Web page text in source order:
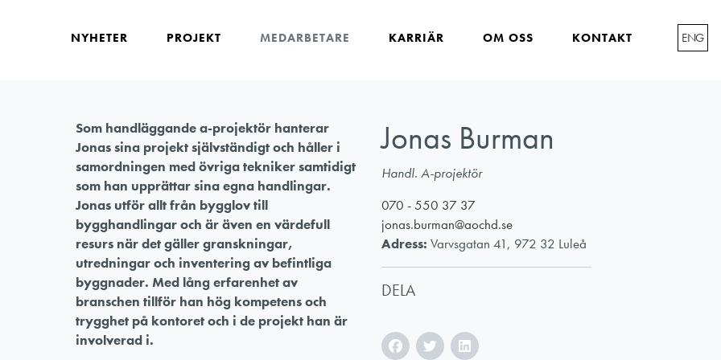
NYHETER PROJEKT MEDARBETARE KARRIÄR OM OSS KONTAKT ENG
Som handläggande a-projektör hanterar
Jonas sina projekt självständigt och håller i
samordningen med övriga tekniker samtidigt
som han upprättar sina egna handlingar.
Jonas utför allt från bygglov till
bygghandlingar och är även en värdefull
resurs när det gäller granskningar,
utredningar och inventering av befintliga
byggnader. Med lång erfarenhet av
branschen tillför han hög kompetens och
trygghet på kontoret och i de projekt han är
involverad i.
Jonas Burman
Handl. A-projektör
070 - 550 37 37
jonas.burman@aochd.se
Adress: Varvsgatan 41, 972 32 Luleå
DELA